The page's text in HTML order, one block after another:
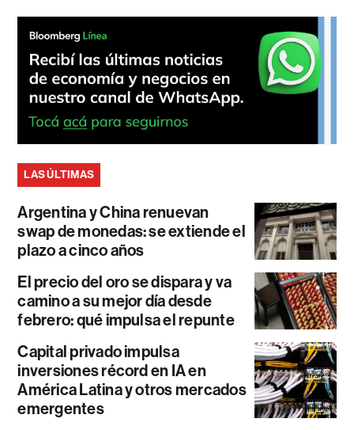
LAS ÚLTIMAS
Argentina y China renuevan
swap de monedas: se extiende el
plazo a cinco años
El precio del oro se dispara y va
camino a su mejor día desde
febrero: qué impulsa el repunte
Capital privado impulsa
inversiones récord en IA en
América Latina y otros mercados
emergentes